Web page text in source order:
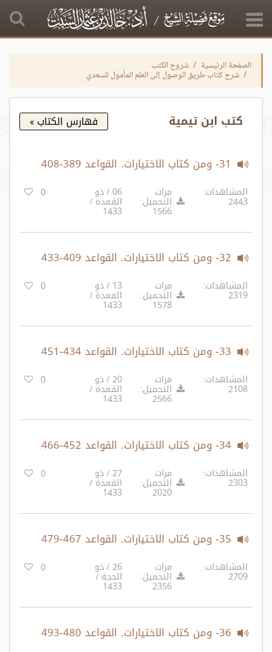
الصفحة الرئيسية شروح الكتب
شرح كتاب طريق الوصول إلى العلم المأمول للسعدي
كتب ابن تيمية فهارس الكتاب
31- ومن كتاب الاختيارات. القواعد 389-408‏
المشاهدات:
2443
مرات
التحميل:
1566
06 / ذو
القعدة /
1433
0
32- ومن كتاب الاختيارات. القواعد 409-433‏
المشاهدات:
2319
مرات
التحميل:
1578
13 / ذو
القعدة /
1433
0
33- ومن كتاب الاختيارات. القواعد 434-451‏
المشاهدات:
2108
مرات
التحميل:
2566
20 / ذو
القعدة /
1433
0
34- ومن كتاب الاختيارات. القواعد 452-466‏
المشاهدات:
2303
مرات
التحميل:
2020
27 / ذو
القعدة /
1433
0
35- ومن كتاب الاختيارات. القواعد 467-479‏
المشاهدات:
2709
مرات
التحميل:
2356
26 / ذو
الحجة /
1433
0
36- ومن كتاب الاختيارات. القواعد 480-493‏